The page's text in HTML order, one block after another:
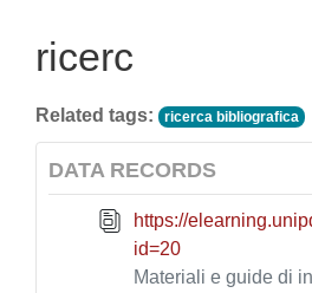
ricerc
Related tags: ricerca bibliografica
DATA RECORDS
https://
id=20
Materiali e guide di